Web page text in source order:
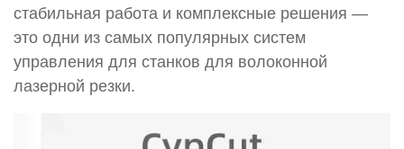
стабильная работа и комплексные решения —
это одни из самых популярных систем
управления для станков для волоконной
лазерной резки.